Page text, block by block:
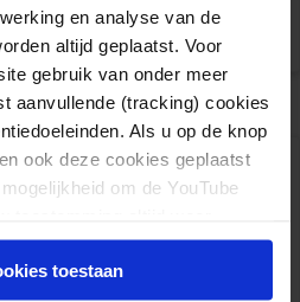
en analyse van de
altijd geplaatst. Voor
gebruik van onder meer
aanvullende (tracking) cookies
Als u op de knop
ook deze cookies geplaatst
om de YouTube
toestaan